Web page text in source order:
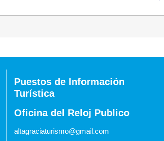
Puestos de Información
Turística
Oficina del Reloj Publico
altagraciaturismo@gmail.com